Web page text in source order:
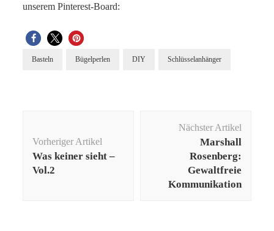
unserem Pinterest-Board:
Basteln Bügelperlen DIY Schlüsselanhänger
Vorheriger Artikel
Was keiner sieht –
Vol.2
Nächster Artikel
Marshall
Rosenberg:
Gewaltfreie
Kommunikation